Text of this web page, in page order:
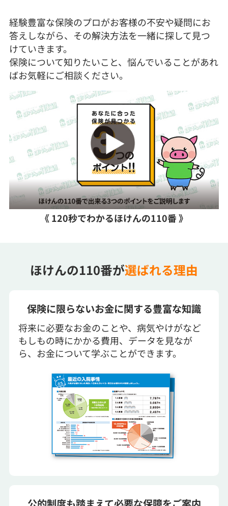
《 120秒でわかるほけんの110番 》
経験豊富な保険のプロがお客様の不安や疑問にお
答えしながら、その解決方法を一緒に探して見つ
けていきます。
保険について知りたいこと、悩んでいることがあれ
ばお気軽にご相談ください。
ほけんの110番が選ばれる理由
将来に必要なお金のことや、病気やけがなど
もしもの時にかかる費用、データを見なが
ら、お金について学ぶことができます。
保険に限らないお金に関する豊富な知識